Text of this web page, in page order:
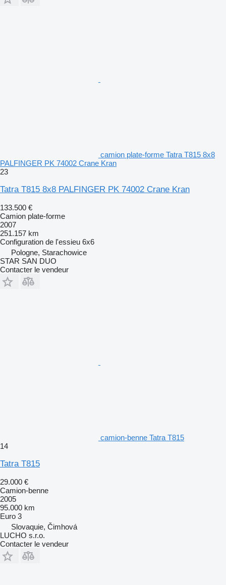
camion plate-forme Tatra T815 8x8
PALFINGER PK 74002 Crane Kran
23
Tatra T815 8x8 PALFINGER PK 74002 Crane Kran
133.500 €
Camion plate-forme
2007
251.157 km
Configuration de l'essieu 6x6
Pologne, Starachowice
STAR SAN DUO
Contacter le vendeur
camion-benne Tatra T815
14
Tatra T815
29.000 €
Camion-benne
2005
95.000 km
Euro 3
Slovaquie, Čimhová
LUCHO s.r.o.
Contacter le vendeur